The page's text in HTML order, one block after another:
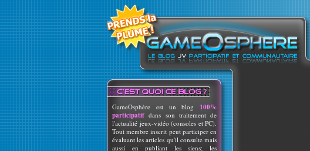
GameOsphère est un blog 100%
participatif dans son traitement de
l'actualité jeux-vidéo (consoles et PC).
Tout membre inscrit peut participer en
évaluant les articles qu'il consulte mais
aussi en publiant les siens; les